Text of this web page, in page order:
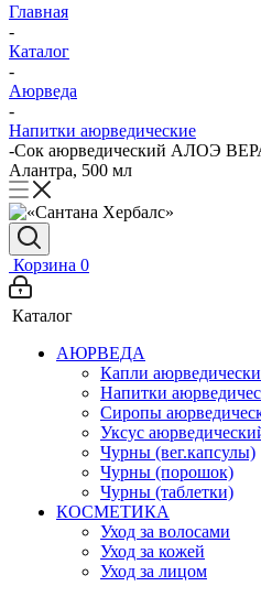
Главная
-
Каталог
-
Аюрведа
-
Напитки аюрведические
-Сок аюрведический АЛОЭ
Алантра, 500 мл
Корзина 0
Каталог
АЮРВЕДА
Капли
Напитки
Сиропы
Уксус
Чурны (вег.капсулы)
Чурны (порошок)
Чурны (таблетки)
КОСМЕТИКА
Уход за волосами
Уход за кожей
Уход за лицом